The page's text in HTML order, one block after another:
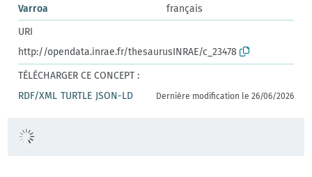
Varroa
français
URI
http://opendata.inrae.fr/thesaurusINRAE/c_23478
TÉLÉCHARGER CE CONCEPT :
RDF/XML TURTLE JSON-LD Dernière modification le 26/06/2026